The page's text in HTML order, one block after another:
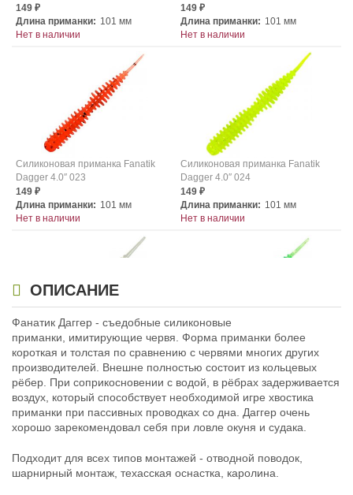
149 ₽
Длина приманки: 101 мм
Нет в наличии
149 ₽
Длина приманки: 101 мм
Нет в наличии
Силиконовая приманка Fanatik
Dagger 4.0″ 023
149 ₽
Длина приманки: 101 мм
Нет в наличии
Силиконовая приманка Fanatik
Dagger 4.0″ 024
149 ₽
Длина приманки: 101 мм
Нет в наличии
Dagger 4.0″ 025
149
Длина приманки: 101 мм
Нет в наличии
Dagger 4.0″ 026
Длина приманки:101 мм
Нет в наличии
ОПИСАНИЕ
Фанатик Даггер - съедобные силиконовые
приманки, имитирующие червя. Форма приманки более
короткая и толстая по сравнению с червями многих других
производителей. Внешне полностью состоит из кольцевых
рёбер. При соприкосновении с водой, в рёбрах задерживается
воздух, который способствует необходимой игре хвостика
приманки при пассивных проводках со дна. Даггер очень
хорошо зарекомендовал себя при ловле окуня и судака.
Подходит для всех типов монтажей - отводной поводок,
шарнирный монтаж, техасская оснастка, каролина.